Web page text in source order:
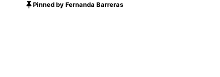
Pinned by Fernanda Barreras